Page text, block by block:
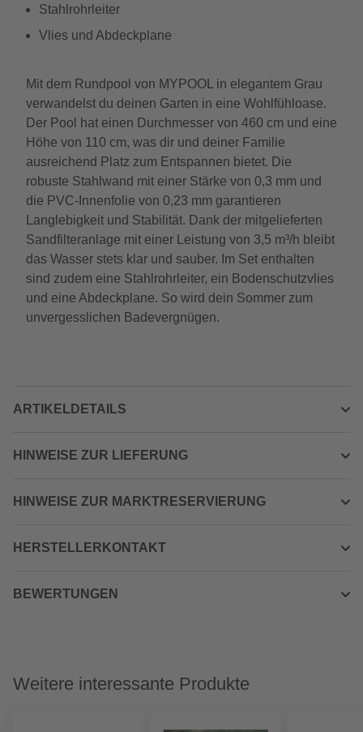
Stahlrohrleiter
Vlies und Abdeckplane
Mit dem Rundpool von MYPOOL in elegantem Grau
verwandelst du deinen Garten in eine Wohlfühloase.
Der Pool hat einen Durchmesser von 460 cm und eine
Höhe von 110 cm, was dir und deiner Familie
ausreichend Platz zum Entspannen bietet. Die
robuste Stahlwand mit einer Stärke von 0,3 mm und
die PVC-Innenfolie von 0,23 mm garantieren
Langlebigkeit und Stabilität. Dank der mitgelieferten
Sandfilteranlage mit einer Leistung von 3,5 m³/h bleibt
das Wasser stets klar und sauber. Im Set enthalten
sind zudem eine Stahlrohrleiter, ein Bodenschutzvlies
und eine Abdeckplane. So wird dein Sommer zum
unvergesslichen Badevergnügen.
ARTIKELDETAILS
HINWEISE ZUR LIEFERUNG
HINWEISE ZUR MARKTRESERVIERUNG
HERSTELLERKONTAKT
BEWERTUNGEN
Weitere interessante Produkte